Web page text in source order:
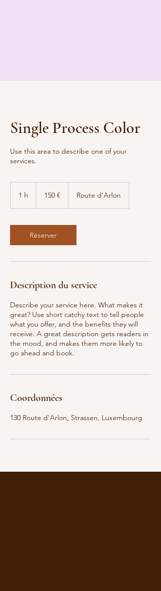
Single Process Color
Use this area to describe one of your
services.
1 h 150 € Route d'Arlon
Réserver
Description du service
Describe your service here. What makes it
great? Use short catchy text to tell people
what you offer, and the benefits they will
receive. A great description gets readers in
the mood, and makes them more likely to
go ahead and book.
Coordonnées
130 Route d'Arlon, Strassen, Luxembourg